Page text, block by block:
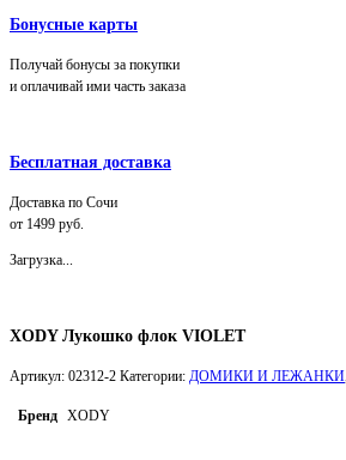
Бонусные карты
Получай бонусы за покупки
и оплачивай ими часть заказа
Бесплатная доставка
Доставка по Сочи
от 1499 руб.
Загрузка...
XODY Лукошко флок VIOLET
Артикул: 02312-2 Категории: ДОМИКИ И ЛЕЖАНКИ
Бренд XODY